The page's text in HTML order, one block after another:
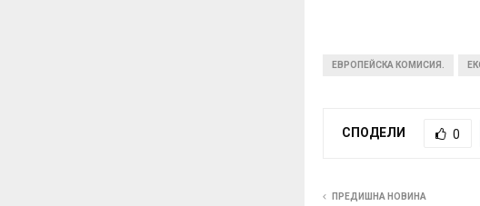
ЕВРОПЕЙСКА КОМИСИЯ.
СПОДЕЛИ 0
ПРЕДИШНА НОВИНА